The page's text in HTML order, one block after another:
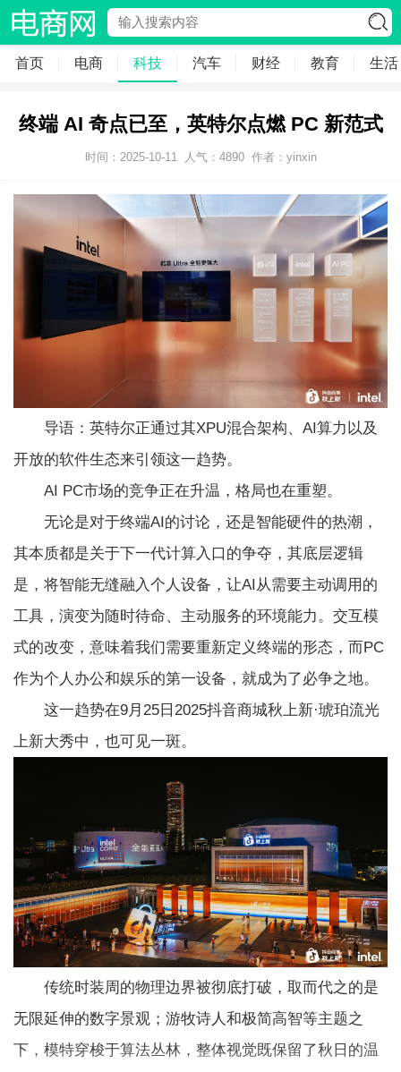
首页 电商 科技 汽车 财经 教育 生活
终端 AI 奇点已至，英特尔点燃 PC 新范式
时间：2025-10-11 人气： 4890 作者：yinxin
导语：英特尔正通过其XPU混合架构、AI算力以及
开放的软件生态来引领这一趋势。
AI PC市场的竞争正在升温，格局也在重塑。
无论是对于终端AI的讨论，还是智能硬件的热潮，
其本质都是关于下一代计算入口的争夺，其底层逻辑
是，将智能无缝融入个人设备，让AI从需要主动调用的
工具，演变为随时待命、主动服务的环境能力。交互模
式的改变，意味着我们需要重新定义终端的形态，而PC
作为个人办公和娱乐的第一设备，就成为了必争之地。
这一趋势在9月25日2025抖音商城秋上新·琥珀流光
上新大秀中，也可见一斑。
传统时装周的物理边界被彻底打破，取而代之的是
无限延伸的数字景观；游牧诗人和极简高智等主题之
下，模特穿梭于算法丛林，整体视觉既保留了秋日的温